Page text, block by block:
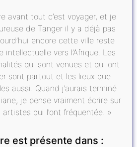
avant tout c’est voyager, et je
de Tanger il y a déjà pas
encore cette ville reste
intellectuelle vers l’Afrique. Les
qui sont venues et qui ont
sont partout et les lieux que
aussi. Quand j’aurais terminé
je pense vraiment écrire sur
qui l’ont fréquentée. »
est présente dans :